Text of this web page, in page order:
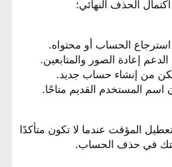
اكتمال الحذف النهائي:
استرجاع الحساب أو محتواه.
إعادة الصور والمتابعين.
من إنشاء حساب جديد.
اسم المستخدم القديم متاحًا.
المؤقت عندما لا تكون متأكدًا
في حذف الحساب.